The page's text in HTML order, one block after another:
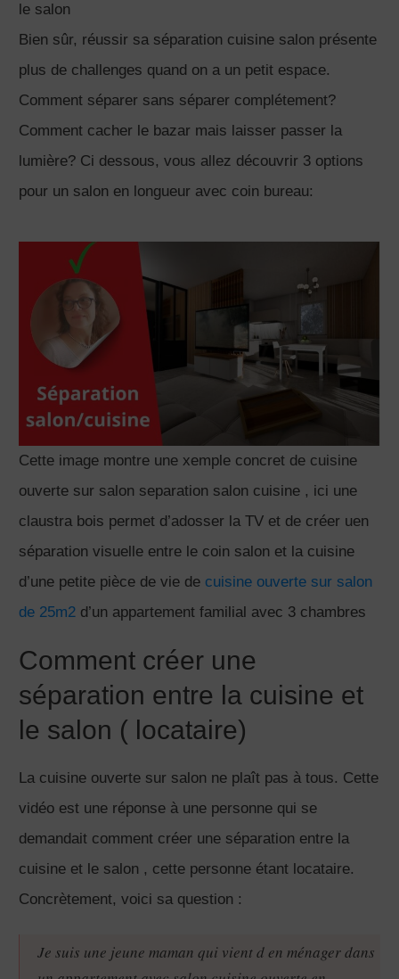
le salon
Bien sûr, réussir sa séparation cuisine salon présente
plus de challenges quand on a un petit espace.
Comment séparer sans séparer complétement?
Comment cacher le bazar mais laisser passer la
lumière? Ci dessous, vous allez découvrir 3 options
pour un salon en longueur avec coin bureau:
Cette image montre une xemple concret de cuisine
ouverte sur salon separation salon cuisine , ici une
claustra bois permet d’adosser la TV et de créer uen
séparation visuelle entre le coin salon et la cuisine
d’une petite pièce de vie de cuisine ouverte sur salon
de 25m2 d’un appartement familial avec 3 chambres
Comment créer une
séparation entre la cuisine et
le salon ( locataire)
La cuisine ouverte sur salon ne plaît pas à tous. Cette
vidéo est une réponse à une personne qui se
demandait comment créer une séparation entre la
cuisine et le salon , cette personne étant locataire.
Concrètement, voici sa question :
Je suis une jeune maman qui vient d en ménager dans